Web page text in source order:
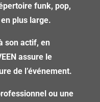
funk, pop,
plus large.
son actif, en
assure le
de l’événement.
ou une